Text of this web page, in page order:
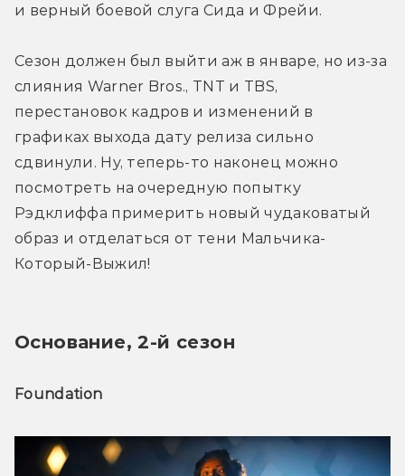
и верный боевой слуга Сида и Фрейи.
Сезон должен был выйти аж в январе, но из-за
слияния Warner Bros., TNT и TBS,
перестановок кадров и изменений в
графиках выхода дату релиза сильно
сдвинули. Ну, теперь-то наконец можно
посмотреть на очередную попытку
Рэдклиффа примерить новый чудаковатый
образ и отделаться от тени Мальчика-
Который-Выжил!
Основание, 2-й сезон
Foundation